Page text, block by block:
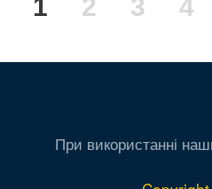
Текущая
1 Page
2 Page
3 4
При використанні